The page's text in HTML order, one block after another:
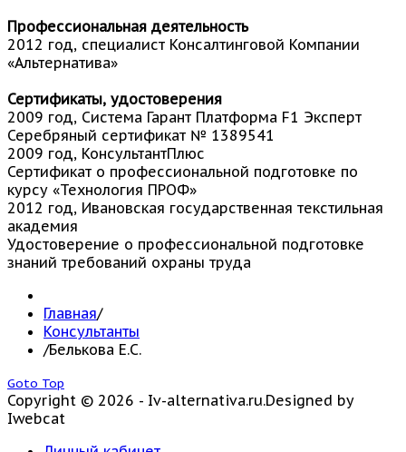
Профессиональная деятельность
2012 год, специалист Консалтинговой Компании
«Альтернатива»
Сертификаты, удостоверения
2009 год, Система Гарант Платформа F1 Эксперт
Серебряный сертификат № 1389541
2009 год, КонсультантПлюс
Сертификат о профессиональной подготовке по
курсу «Технология ПРОФ»
2012 год, Ивановская государственная текстильная
академия
Удостоверение о профессиональной подготовке
знаний требований охраны труда
Главная/
Консультанты
/Белькова Е.С.
Goto Top
Copyright © 2026 - Iv-alternativa.ru.Designed by
Iwebcat